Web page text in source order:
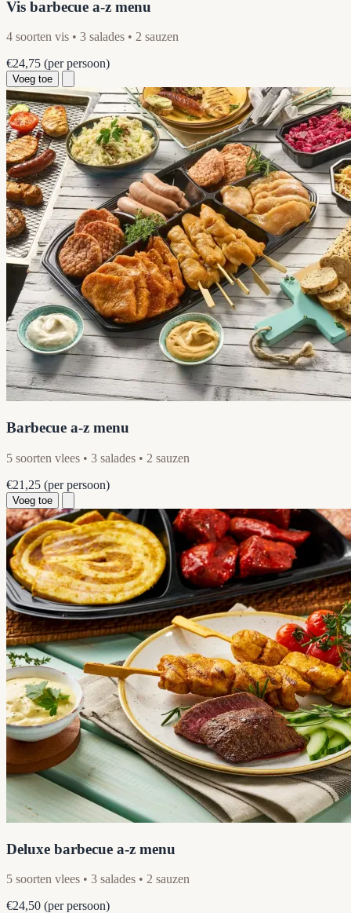
Vis barbecue a-z menu
4 soorten vis • 3 salades • 2 sauzen
€24,75 (per persoon)
Voeg toe
Barbecue a-z menu
5 soorten vlees • 3 salades • 2 sauzen
€21,25 (per persoon)
Voeg toe
Deluxe barbecue a-z menu
5 soorten vlees • 3 salades • 2 sauzen
€24,50 (per persoon)